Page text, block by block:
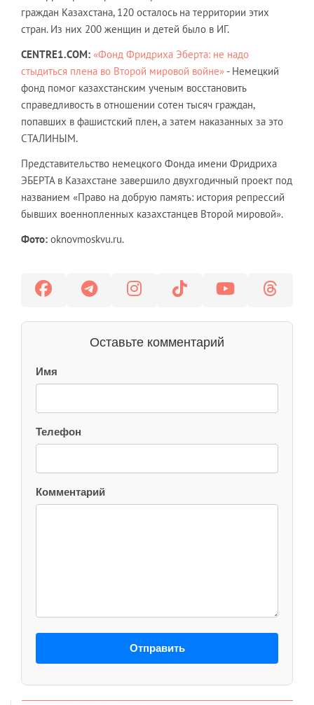
граждан Казахстана, 120 осталось на территории этих
стран. Из них 200 женщин и детей было в ИГ.
CENTRE1.COM: «Фонд Фридриха Эберта: не надо
стыдиться плена во Второй мировой войне» - Немецкий
фонд помог казахстанским ученым восстановить
справедливость в отношении сотен тысяч граждан,
попавших в фашистский плен, а затем наказанных за это
СТАЛИНЫМ.
Представительство немецкого Фонда имени Фридриха
ЭБЕРТА в Казахстане завершило двухгодичный проект под
названием «Право на добрую память: история репрессий
бывших военнопленных казахстанцев Второй мировой».
Фото: oknovmoskvu.ru.
Оставьте комментарий
Имя
Телефон
Комментарий
Отправить